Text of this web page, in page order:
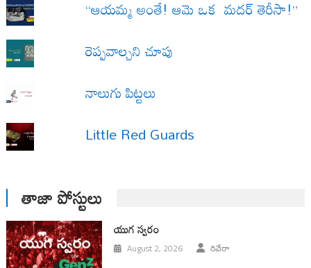
“ఆయమ్మ అంతే! ఆమె ఒక మదర్ తెరీసా!”
రెప్పవాల్చని చూపు
నాలుగు పిట్టలు
Little Red Guards
తాజా పోస్టులు
యుగ స్వ‌రం
August 2, 2026 రివేరా